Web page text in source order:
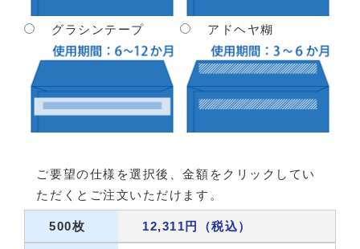
グラシンテープ アドヘヤ糊
ご要望の仕様を選択後、金額をクリックしてい
ただくとご注文いただけます。
500枚 12,311円（税込）